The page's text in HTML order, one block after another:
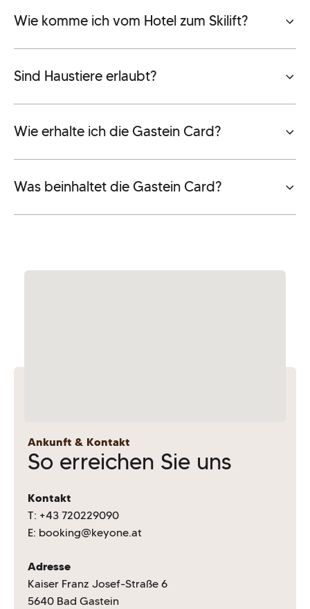
Wie komme ich vom Hotel zum Skilift?
Sind Haustiere erlaubt?
Wie erhalte ich die Gastein Card?
Was beinhaltet die Gastein Card?
Ankunft & Kontakt
So erreichen Sie uns
Kontakt
T: +43 720229090
E: booking@keyone.at
Adresse
Kaiser Franz Josef-Straße 6
5640 Bad Gastein